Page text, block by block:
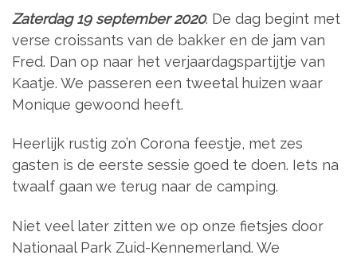
Zaterdag 19 september 2020. De dag begint met
verse croissants van de bakker en de jam van
Fred. Dan op naar het verjaardagspartijtje van
Kaatje. We passeren een tweetal huizen waar
Monique gewoond heeft.
Heerlijk rustig zo’n Corona feestje, met zes
gasten is de eerste sessie goed te doen. Iets na
twaalf gaan we terug naar de camping.
Niet veel later zitten we op onze fietsjes door
Nationaal Park Zuid-Kennemerland. We